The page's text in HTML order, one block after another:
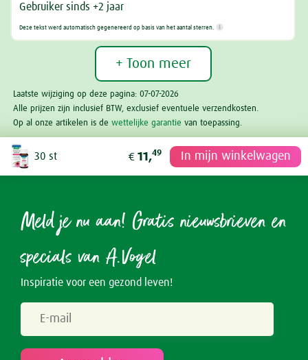
Gebruiker sinds +2 jaar
Deze tekst werd automatisch gegenereerd op basis van het aantal sterren.
+ Toon meer
Laatste wijziging op deze pagina: 07-07-2026
Alle prijzen zijn inclusief BTW, exclusief eventuele verzendkosten.
Op al onze artikelen is de wettelijke garantie van toepassing.
30 st € 11,49 In mijn winkelwagen
Meld je nu aan! Gratis nieuwsbrieven en
specials van A.Vogel
Inspiratie voor een gezond leven!